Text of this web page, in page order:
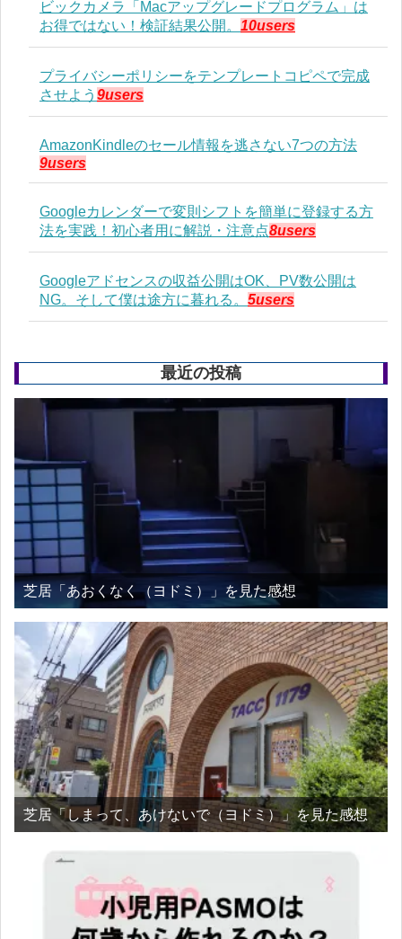
ビックカメラ「Macアップグレードプログラム」は
お得ではない！検証結果公開。 10users
プライバシーポリシーをテンプレートコピペで完成
させよう 9users
AmazonKindleのセール情報を逃さない7つの方法
9users
Googleカレンダーで変則シフトを簡単に登録する方
法を実践！初心者用に解説・注意点8users
Googleアドセンスの収益公開はOK、PV数公開は
NG。そして僕は途方に暮れる。 5users
最近の投稿
芝居「あおくなく（ヨドミ）」を見た感想
芝居「しまって、あけないで（ヨドミ）」を見た感想